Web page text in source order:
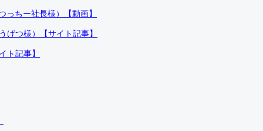
ちー社長様）【動画】
げつ様）【サイト記事】
ト記事】